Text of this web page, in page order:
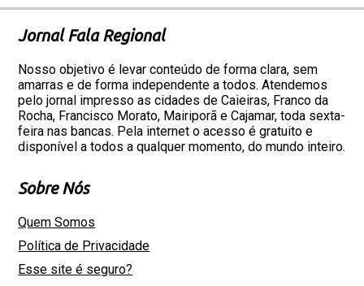
Jornal Fala Regional
Nosso objetivo é levar conteúdo de forma clara, sem
amarras e de forma independente a todos. Atendemos
pelo jornal impresso as cidades de Caieiras, Franco da
Rocha, Francisco Morato, Mairiporã e Cajamar, toda sexta-
feira nas bancas. Pela internet o acesso é gratuito e
disponível a todos a qualquer momento, do mundo inteiro.
Sobre Nós
Quem Somos
Política de Privacidade
Esse site é seguro?